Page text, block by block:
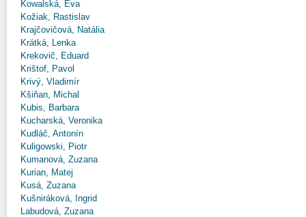
Kowalská, Eva
Kožiak, Rastislav
Krajčovičová, Natália
Krátká, Lenka
Krekovič, Eduard
Krištof, Pavol
Krivý, Vladimír
Kšiňan, Michal
Kubis, Barbara
Kucharská, Veronika
Kudláč, Antonín
Kuligowski, Piotr
Kumanová, Zuzana
Kurian, Matej
Kusá, Zuzana
Kušniráková, Ingrid
Labudová, Zuzana